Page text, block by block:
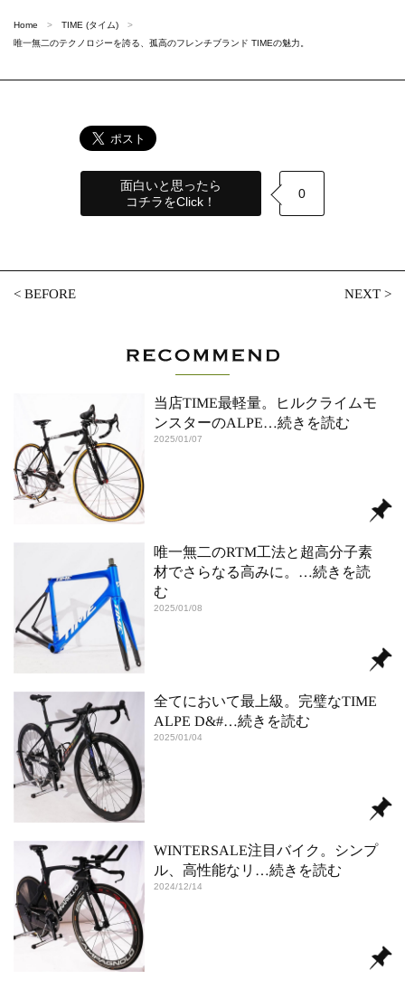
Home
TIME (タイム)
唯一無二のテクノロジーを誇る、孤高のフレンチブランド TIMEの魅力。
面白いと思ったら
コチラをClick！
0
<BEFORE NEXT>
当店TIME最軽量。ヒルクライムモ
ンスターのALPE…続きを読む
2025/01/07
唯一無二のRTM工法と超高分子素
材でさらなる高みに。 …続きを読
む
2025/01/08
全てにおいて最上級。完璧なTIME
ALPE D&#…続きを読む
2025/01/04
WINTERSALE注目バイク。シンプ
ル、高性能なリ …続きを読む
2024/12/14